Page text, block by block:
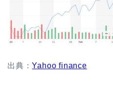
出典：Yahoo finance